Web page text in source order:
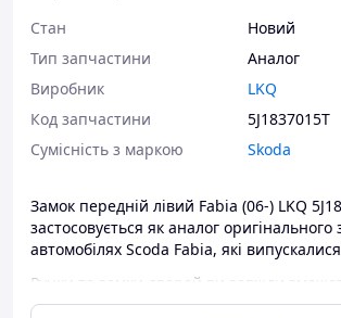
Стан
Новий
Тип запчастини
Аналог
Виробник
LKQ
Код запчастини
5J1837015T
Сумісність з маркою
Skoda
Замок передній лівий Fabia (06-) LKQ
застосовується як аналог оригінального
автомобілях Scoda Fabia, які
Ручки та замки дверей ви завжди
нашому інтернет-магазині за